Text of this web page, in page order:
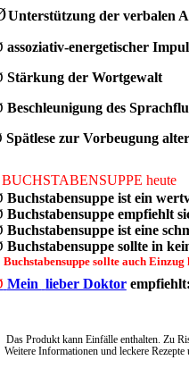
Unterstützung der verbalen
assoziativ-energetischer
Stärkung der Wortgewalt
Beschleunigung des
Spätlese zur Vorbeugung
BUCHSTABENSUPPE heute
Buchstabensuppe ist ein
Buchstabensuppe empfiehlt
Buchstabensuppe ist eine
Buchstabensuppe sollte in
Buchstabensuppe sollte auch Einzug
Mein lieber Doktorempfiehlt:
Das Produkt kann Einfälle enthalten. Zu
und leckere Rezepte